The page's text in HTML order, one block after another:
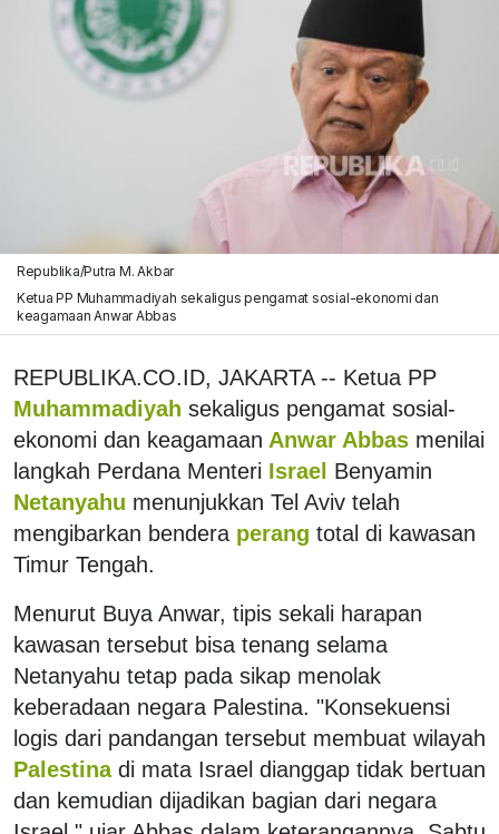
Republika/Putra M. Akbar
Ketua PP Muhammadiyah sekaligus pengamat sosial-ekonomi dan
keagamaan Anwar Abbas
REPUBLIKA.CO.ID, JAKARTA -- Ketua PP
Muhammadiyah sekaligus pengamat sosial-
ekonomi dan keagamaan Anwar Abbas menilai
langkah Perdana Menteri Israel Benyamin
Netanyahu menunjukkan Tel Aviv telah
mengibarkan bendera perang total di kawasan
Timur Tengah.
Menurut Buya Anwar, tipis sekali harapan
kawasan tersebut bisa tenang selama
Netanyahu tetap pada sikap menolak
keberadaan negara Palestina. "Konsekuensi
logis dari pandangan tersebut membuat wilayah
Palestina di mata Israel dianggap tidak bertuan
dan kemudian dijadikan bagian dari negara